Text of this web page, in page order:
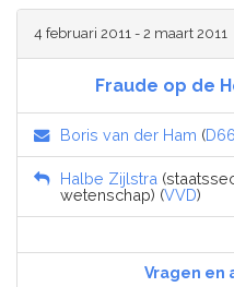
4 februari 2011 - 2 maart 2011
Fraude op de
Boris van der Ham (D66
Halbe Zijlstra
wetenschap) (VVD)
Vragen en